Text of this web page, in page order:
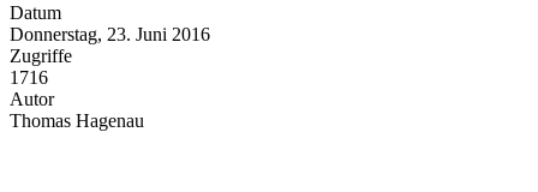
Datum
Donnerstag, 23. Juni 2016
Zugriffe
1716
Autor
Thomas Hagenau